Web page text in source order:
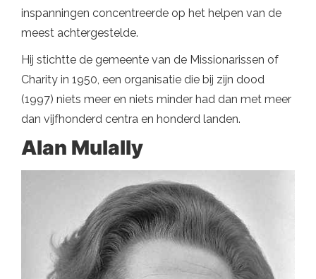
inspanningen concentreerde op het helpen van de
meest achtergestelde.
Hij stichtte de gemeente van de Missionarissen of
Charity in 1950, een organisatie die bij zijn dood
(1997) niets meer en niets minder had dan met meer
dan vijfhonderd centra en honderd landen.
Alan Mulally